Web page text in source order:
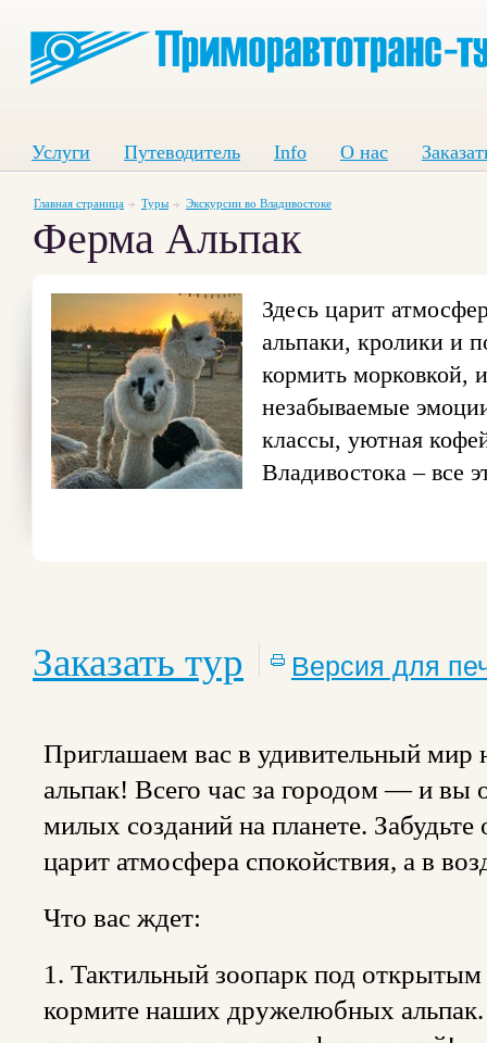
Услуги Путеводитель Info О нас
Главная страница Туры Экскурсии во Владивостоке
Ферма Альпак
Здесь царит
альпаки, кролики и
кормить морковкой,
незабываемые
классы, уютная
Владивостока – все
Заказать тур Версия для
Приглашаем вас в удивительный
альпак! Всего час за городом — и вы
милых созданий на планете. Забудьте
царит атмосфера спокойствия, а в
Что вас ждет:
1. Тактильный зоопарк под
кормите наших дружелюбных